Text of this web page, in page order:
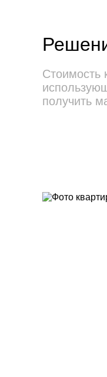
Стоимость
получить